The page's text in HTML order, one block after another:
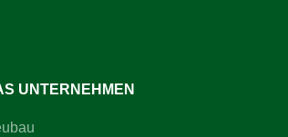
UNTERNEHMEN